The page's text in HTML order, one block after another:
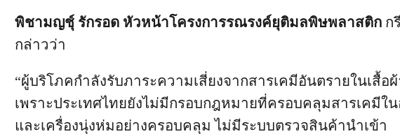
พิชามญชุ์ รักรอด หัวหน้าโครงการรณรงค์ยุติมลพิษพลาสติก ก
กล่าวว่า
“ผู้บริโภคกำลังรับภาระความเสี่ยงจากสารเคมีอันตรายในเสื้อผ้
เพราะประเทศไทยยังไม่มีกรอบกฎหมายที่ครอบคลุมสารเคมีใ
และเครื่องนุ่งห่มอย่างครอบคลุม ไม่มีระบบตรวจสินค้านำเข้า